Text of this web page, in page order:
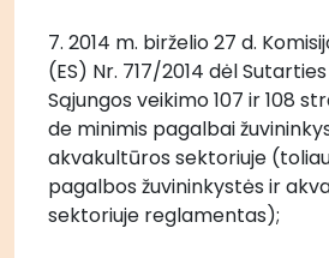
7. 2014 m. birželio 27 d.
(ES) Nr. 717/2014 dėl
Sąjungos veikimo 107 ir 108
de minimis pagalbai
akvakultūros sektoriuje
pagalbos žuvininkystės ir
sektoriuje reglamentas);